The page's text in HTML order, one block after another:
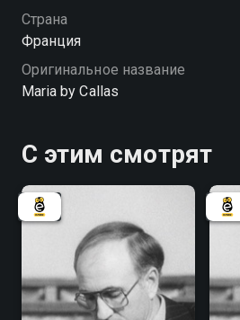
Элизабет Тейлор и многие
Страна
Франция
Оригинальное название
Maria by Callas
С этим смотрят